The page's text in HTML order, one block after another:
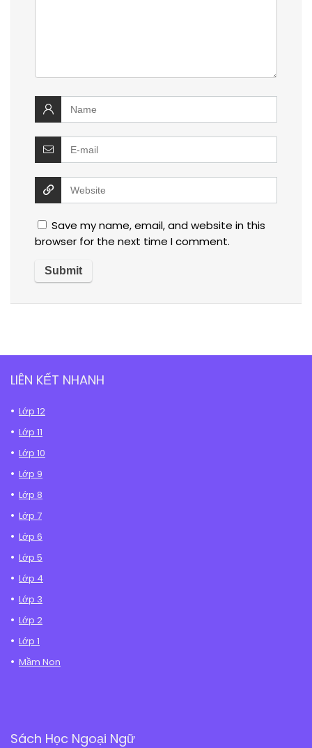
Save my name, email, and website in this
browser for the next time I comment.
LIÊN KẾT NHANH
Lớp 12
Lớp 11
Lớp 10
Lớp 9
Lớp 8
Lớp 7
Lớp 6
Lớp 5
Lớp 4
Lớp 3
Lớp 2
Lớp 1
Mầm Non
Sách Học Ngoại Ngữ